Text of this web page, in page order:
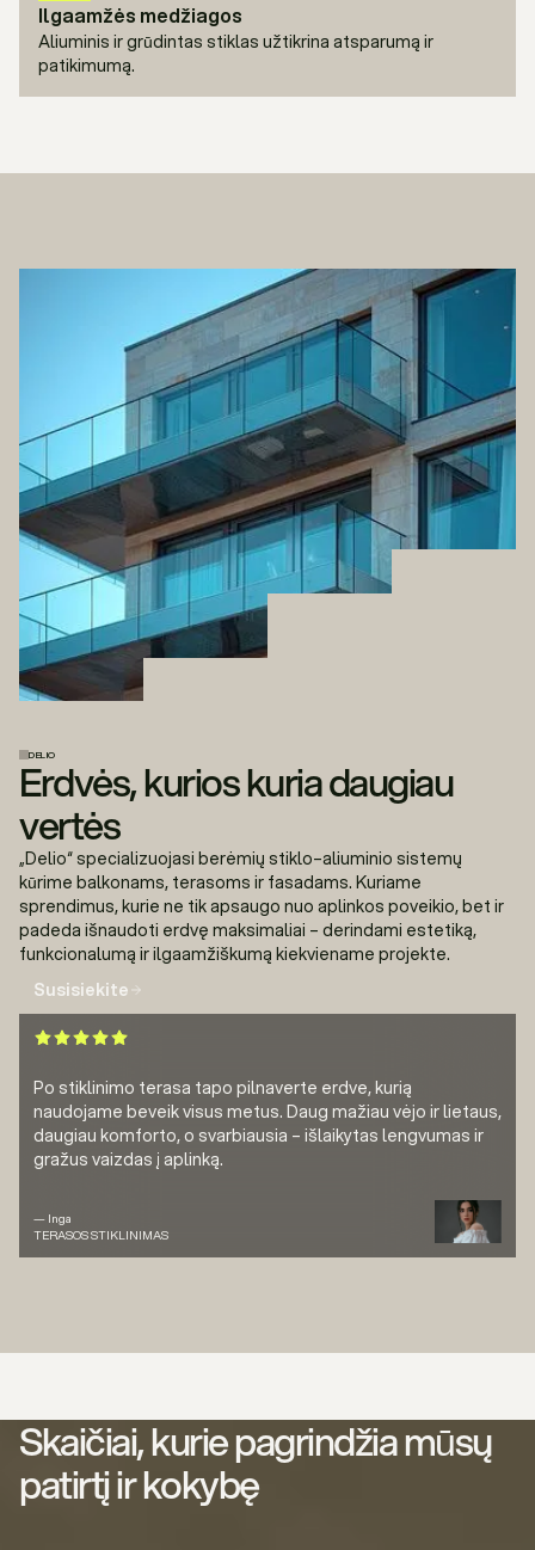
Ilgaamžės medžiagos
Aliuminis ir grūdintas stiklas užtikrina atsparumą ir
patikimumą.
DELIO
Erdvės, kurios kuria daugiau
vertės
„Delio“ specializuojasi berėmių stiklo–aliuminio sistemų
kūrime balkonams, terasoms ir fasadams. Kuriame
sprendimus, kurie ne tik apsaugo nuo aplinkos poveikio, bet ir
padeda išnaudoti erdvę maksimaliai – derindami estetiką,
funkcionalumą ir ilgaamžiškumą kiekviename projekte.
Susisiekite
Po stiklinimo terasa tapo pilnaverte erdve, kurią
naudojame beveik visus metus. Daug mažiau vėjo ir lietaus,
daugiau komforto, o svarbiausia – išlaikytas lengvumas ir
gražus vaizdas į aplinką.
— Inga
TERASOS STIKLINIMAS
Skaičiai, kurie pagrindžia mūsų
patirtį ir kokybę